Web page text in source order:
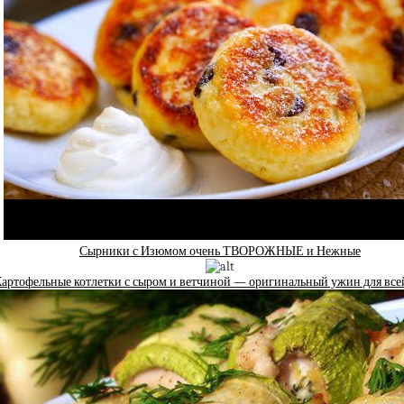
Сырники с Изюмом очень ТВОРОЖНЫЕ и Нежные
котлетки с сыром и ветчиной — оригинальный ужин для